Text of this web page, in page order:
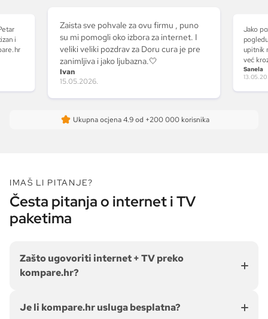
i
Zaista sve pohvale za ovu firmu , puno
su mi pomogli oko izbora za internet. I
veliki veliki pozdrav za Doru cura je pre
zanimljiva i jako ljubazna.🤍
Ivan
15.05.2026.
Jako
upitnik
već
kojim
Sanela
Ukupna ocjena4.9od +200 000 korisnika
IMAŠ LI PITANJE?
Česta pitanja o internet i TV
paketima
Zašto ugovoriti internet + TV preko
kompare.hr?
Je li kompare.hr usluga besplatna?